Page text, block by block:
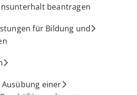
beantragen
für Bildung und
Ausübung einer